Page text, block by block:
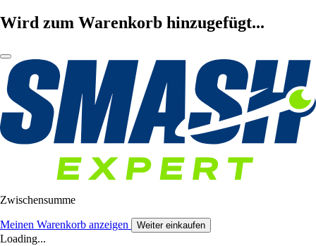
Wird zum Warenkorb hinzugefügt...
Zwischensumme
Meinen Warenkorb anzeigen Weiter einkaufen
Loading...